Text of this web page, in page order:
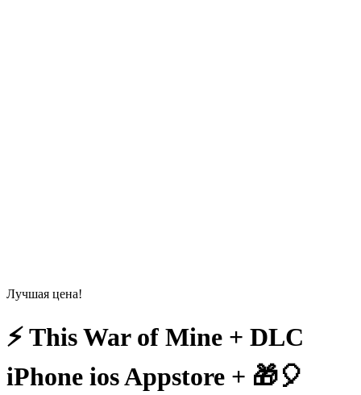
Лучшая цена!
⚡️ This War of Mine + DLC
iPhone ios Appstore + 🎁🎈